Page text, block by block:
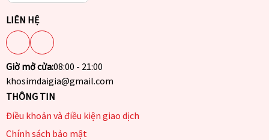
LIÊN HỆ
Giờ mở cửa:08:00 - 21:00
khosimdaigia@gmail.com
THÔNG TIN
Điều khoản và điều kiện giao dịch
Chính sách bảo mật